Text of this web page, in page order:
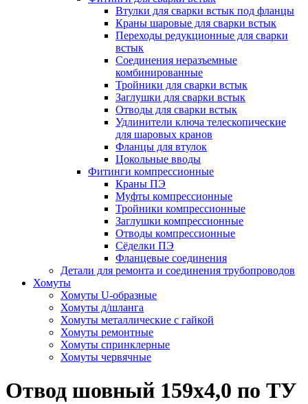
Втулки для сварки встык под фланцы
Краны шаровые для сварки встык
Переходы редукционные для сварки
встык
Соединения неразъемные
комбинированные
Тройники для сварки встык
Заглушки для сварки встык
Отводы для сварки встык
Удлинители ключа телескопические
для шаровых кранов
Фланцы для втулок
Цокольные вводы
Фитинги компрессионные
Краны ПЭ
Муфты компрессионные
Тройники компрессионные
Заглушки компрессионные
Отводы компрессионные
Сёделки ПЭ
Фланцевые соединения
Детали для ремонта и соединения трубопроводов
Хомуты
Хомуты U-образные
Хомуты д/шланга
Хомуты металлические с гайкой
Хомуты ремонтные
Хомуты спринклерные
Хомуты червячные
Отвод шовный 159х4,0 по ТУ